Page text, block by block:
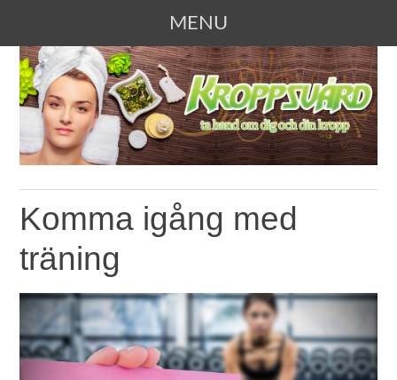
MENU
SKIP TO CONTENT
KROPPSVÅRD
Ta hand om dig och din kropp
Komma igång med
träning